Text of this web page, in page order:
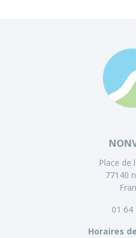
Place de
77140
01 64
Horaires